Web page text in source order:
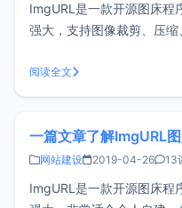
ImgURL是一款开源图床程
强大，支持图像裁剪、压
支持base64编码上传支持
优化优化探索发现，最多
阅读全文
一篇文章了解ImgURL
网站建设 2019-04-26 13
ImgURL是一款开源图床程